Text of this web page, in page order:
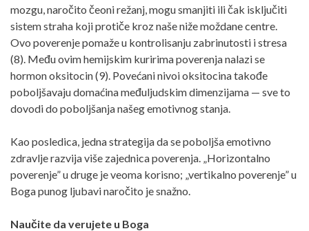
mozgu, naročito čeoni režanj, mogu smanjiti ili čak isključiti
sistem straha koji protiče kroz naše niže moždane centre.
Ovo poverenje pomaže u kontrolisanju zabrinutosti i stresa
(8). Među ovim hemijskim kuririma poverenja nalazi se
hormon oksitocin (9). Povećani nivoi oksitocina takođe
poboljšavaju domaćina međuljudskim dimenzijama — sve to
dovodi do poboljšanja našeg emotivnog stanja.
Kao posledica, jedna strategija da se poboljša emotivno
zdravlje razvija više zajednica poverenja. „Horizontalno
poverenje” u druge je veoma korisno; „vertikalno poverenje” u
Boga punog ljubavi naročito je snažno.
Naučite da verujete u Boga